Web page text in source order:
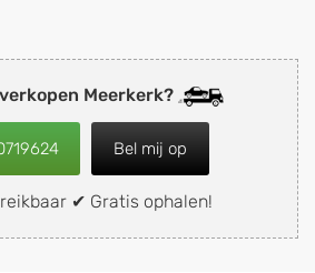
Meerkerk?
Bel mij op
✔ Gratis ophalen!
is in de verkoop van
schadeauto's en
zonder apk keuring). Wilt u
motor of brommobiel
aan een
buurt, deze zelf wegbrengen
liever laten ophalen op een